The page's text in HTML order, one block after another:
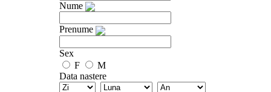
Nume
Prenume
Sex
F
M
Data nastere